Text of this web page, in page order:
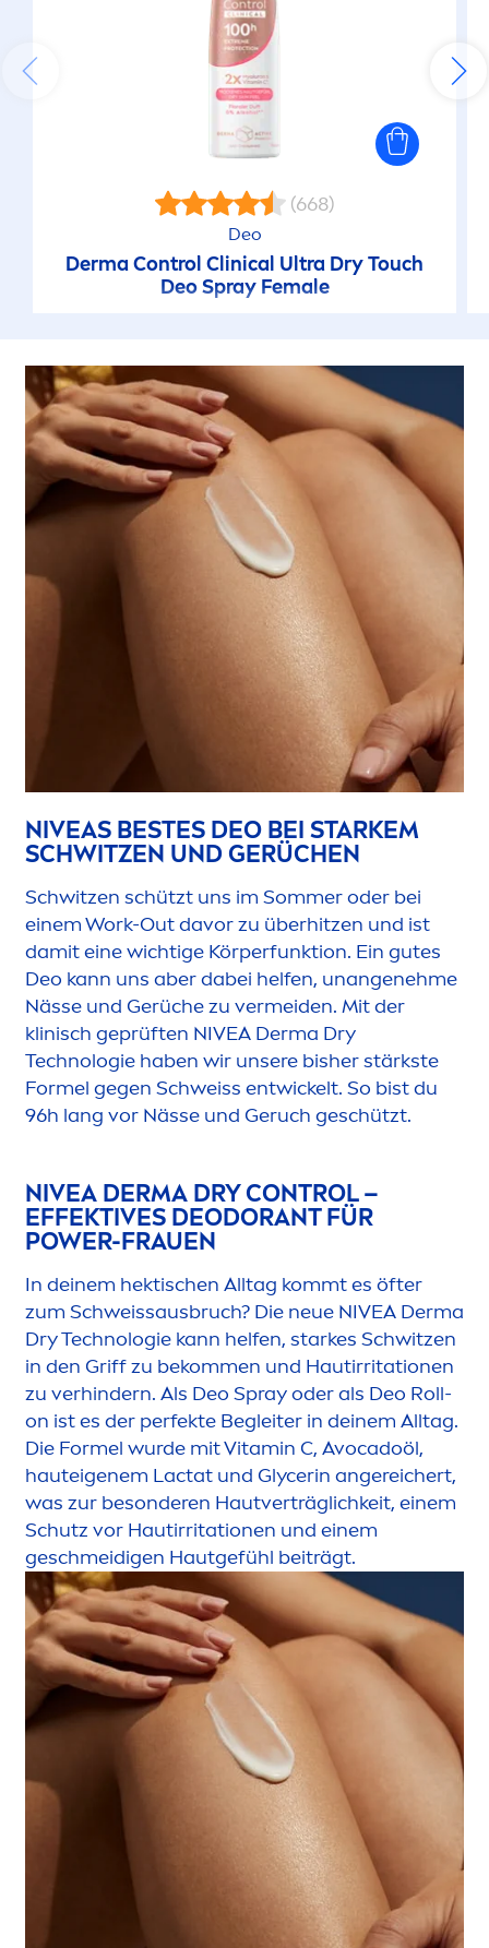
(668)
Deo
Derma Control Clinical Ultra Dry Touch
Deo Spray Female
NIVEAS BESTES DEO BEI STARKEM
SCHWITZEN UND GERÜCHEN
Schwitzen schützt uns im Sommer oder bei
einem Work-Out davor zu überhitzen und ist
damit eine wichtige Körperfunktion. Ein gutes
Deo kann uns aber dabei helfen, unangenehme
Nässe und Gerüche zu vermeiden. Mit der
klinisch geprüften NIVEA Derma Dry
Technologie haben wir unsere bisher stärkste
Formel gegen Schweiss entwickelt. So bist du
96h lang vor Nässe und Geruch geschützt.
NIVEA DERMA DRY CONTROL –
EFFEKTIVES DEODORANT FÜR
POWER-FRAUEN
In deinem hektischen Alltag kommt es öfter
zum Schweissausbruch? Die neue NIVEA Derma
Dry Technologie kann helfen, starkes Schwitzen
in den Griff zu bekommen und Hautirritationen
zu verhindern. Als Deo Spray oder als Deo Roll-
on ist es der perfekte Begleiter in deinem Alltag.
Die Formel wurde mitVitamin C, Avocadoöl,
hauteigenem Lactat und Glycerin angereichert,
was zur besonderen Hautverträglichkeit, einem
Schutz vor Hautirritationen und einem
geschmeidigen Hautgefühl beiträgt.